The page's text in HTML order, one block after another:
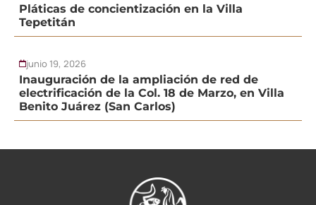
Pláticas de concientización en la Villa
Tepetitán
junio 19, 2026
Inauguración de la ampliación de red de
electrificación de la Col. 18 de Marzo, en Villa
Benito Juárez (San Carlos)